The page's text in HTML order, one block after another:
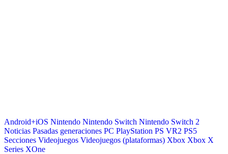
Android+iOS Nintendo Nintendo Switch Nintendo Switch 2
Noticias Pasadas generaciones PC PlayStation PS VR2 PS5
Secciones Videojuegos Videojuegos (plataformas) Xbox Xbox X
Series XOne